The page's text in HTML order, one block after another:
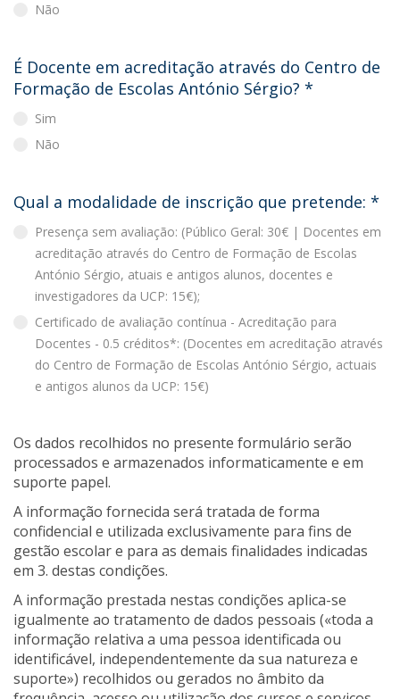
Não
É Docente em acreditação através do Centro de
Formação de Escolas António Sérgio? *
Sim
Não
Qual a modalidade de inscrição que pretende: *
Presença sem avaliação: (Público Geral: 30€ | Docentes em
acreditação através do Centro de Formação de Escolas
António Sérgio, atuais e antigos alunos, docentes e
investigadores da UCP: 15€);
Certificado de avaliação contínua - Acreditação para
Docentes - 0.5 créditos*: (Docentes em acreditação através
do Centro de Formação de Escolas António Sérgio, actuais
e antigos alunos da UCP: 15€)
Os dados recolhidos no presente formulário serão
processados e armazenados informaticamente e em
suporte papel.
A informação fornecida será tratada de forma
confidencial e utilizada exclusivamente para fins de
gestão escolar e para as demais finalidades indicadas
em 3. destas condições.
A informação prestada nestas condições aplica-se
igualmente ao tratamento de dados pessoais («toda a
informação relativa a uma pessoa identificada ou
identificável, independentemente da sua natureza e
suporte») recolhidos ou gerados no âmbito da